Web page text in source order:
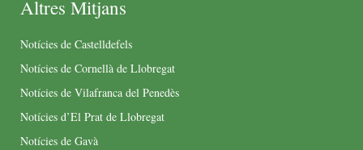
Altres Mitjans
Notícies de Castelldefels
Notícies de Cornellà de Llobregat
Notícies de Vilafranca del Penedès
Notícies d’El Prat de Llobregat
Notícies de Gavà